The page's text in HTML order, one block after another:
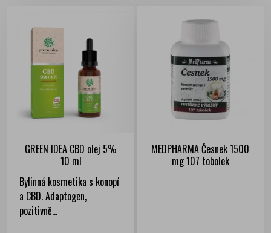
GREEN IDEA CBD olej 5%
10 ml
Bylinná kosmetika s konopí
a CBD. Adaptogen,
pozitivně...
MEDPHARMA Česnek 1500
mg 107 tobolek